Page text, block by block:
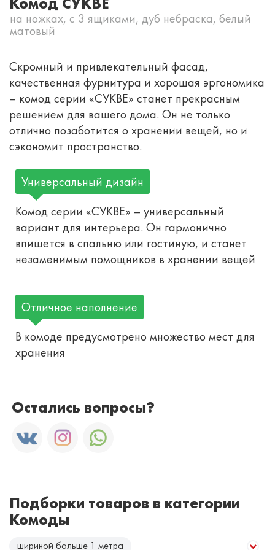
на ножках, с 3 ящиками, дуб небраска, белый
матовый
Скромный и привлекательный фасад,
качественная фурнитура и хорошая эргономика
– комод серии «СУКВЕ» станет прекрасным
решением для вашего дома. Он не только
отлично позаботится о хранении вещей, но и
сэкономит пространство.
Универсальный дизайн
Комод серии «СУКВЕ» – универсальный
вариант для интерьера. Он гармонично
впишется в спальню или гостиную, и станет
незаменимым помощников в хранении вещей
Отличное наполнение
В комоде предусмотрено множество мест для
хранения
Остались вопросы?
Подборки товаров в категории
Комоды
шириной больше 1 метра